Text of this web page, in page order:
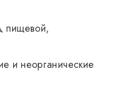
пищевой,
и неорганические